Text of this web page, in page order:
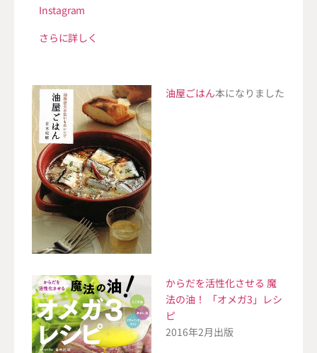
Instagram
さらに詳しく
油屋ごはん本になりました
からだを活性化させる 魔
法の油！ 「オメガ3」レシ
ピ
2016年2月出版